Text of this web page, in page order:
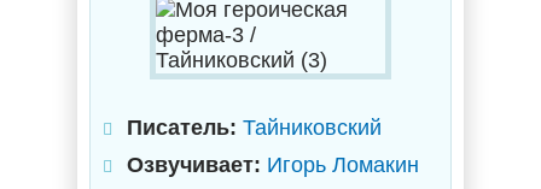
Писатель: Тайниковский
Озвучивает: Игорь Ломакин